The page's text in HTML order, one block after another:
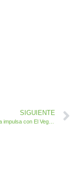
SIGUIENTE
Antigua impulsa con El Vega la campaña Cuidemos el Medio Ambiente